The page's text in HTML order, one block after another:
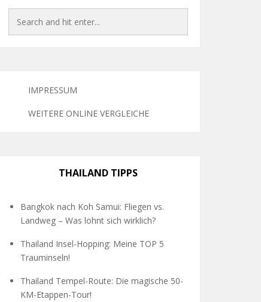
IMPRESSUM
WEITERE ONLINE VERGLEICHE
THAILAND TIPPS
Bangkok nach Koh Samui: Fliegen vs.
Landweg – Was lohnt sich wirklich?
Thailand Insel-Hopping: Meine TOP 5
Trauminseln!
Thailand Tempel-Route: Die magische 50-
KM-Etappen-Tour!